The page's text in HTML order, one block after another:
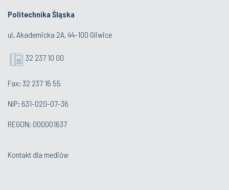
Politechnika Śląska
ul. Akademicka 2A, 44-100 Gliwice
32 237 10 00
Fax: 32 237 16 55
NIP: 631-020-07-36
REGON: 000001637
Kontakt dla mediów